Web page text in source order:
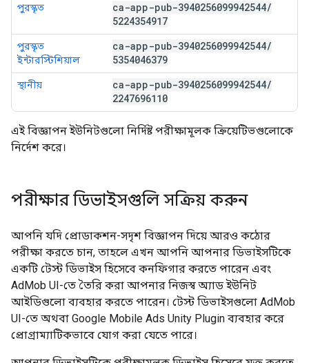
পুরস্কৃত ca-app-pub-3940256099942544/
5224354917
পুরস্কৃত
ইন্টারস্টিশিয়াল
ca-app-pub-3940256099942544/
5354046379
স্থানীয় ca-app-pub-3940256099942544/
2247696110
এই বিজ্ঞাপন ইউনিটগুলো নির্দিষ্ট পরীক্ষামূলক ক্রিয়েটিভগুলোকে
নির্দেশ করে।
পরীক্ষার ডিভাইসগুলি সক্রিয় করুন
আপনি যদি প্রোডাকশন-সদৃশ বিজ্ঞাপন দিয়ে আরও কঠোর
পরীক্ষা করতে চান, তাহলে এখন আপনি আপনার ডিভাইসটিকে
একটি টেস্ট ডিভাইস হিসেবে কনফিগার করতে পারেন এবং
AdMob UI-তে তৈরি করা আপনার নিজস্ব অ্যাড ইউনিট
আইডিগুলো ব্যবহার করতে পারেন। টেস্ট ডিভাইসগুলো AdMob
UI-তে অথবা Google Mobile Ads Unity Plugin ব্যবহার করে
প্রোগ্রাম্যাটিকভাবে যোগ করা যেতে পারে।